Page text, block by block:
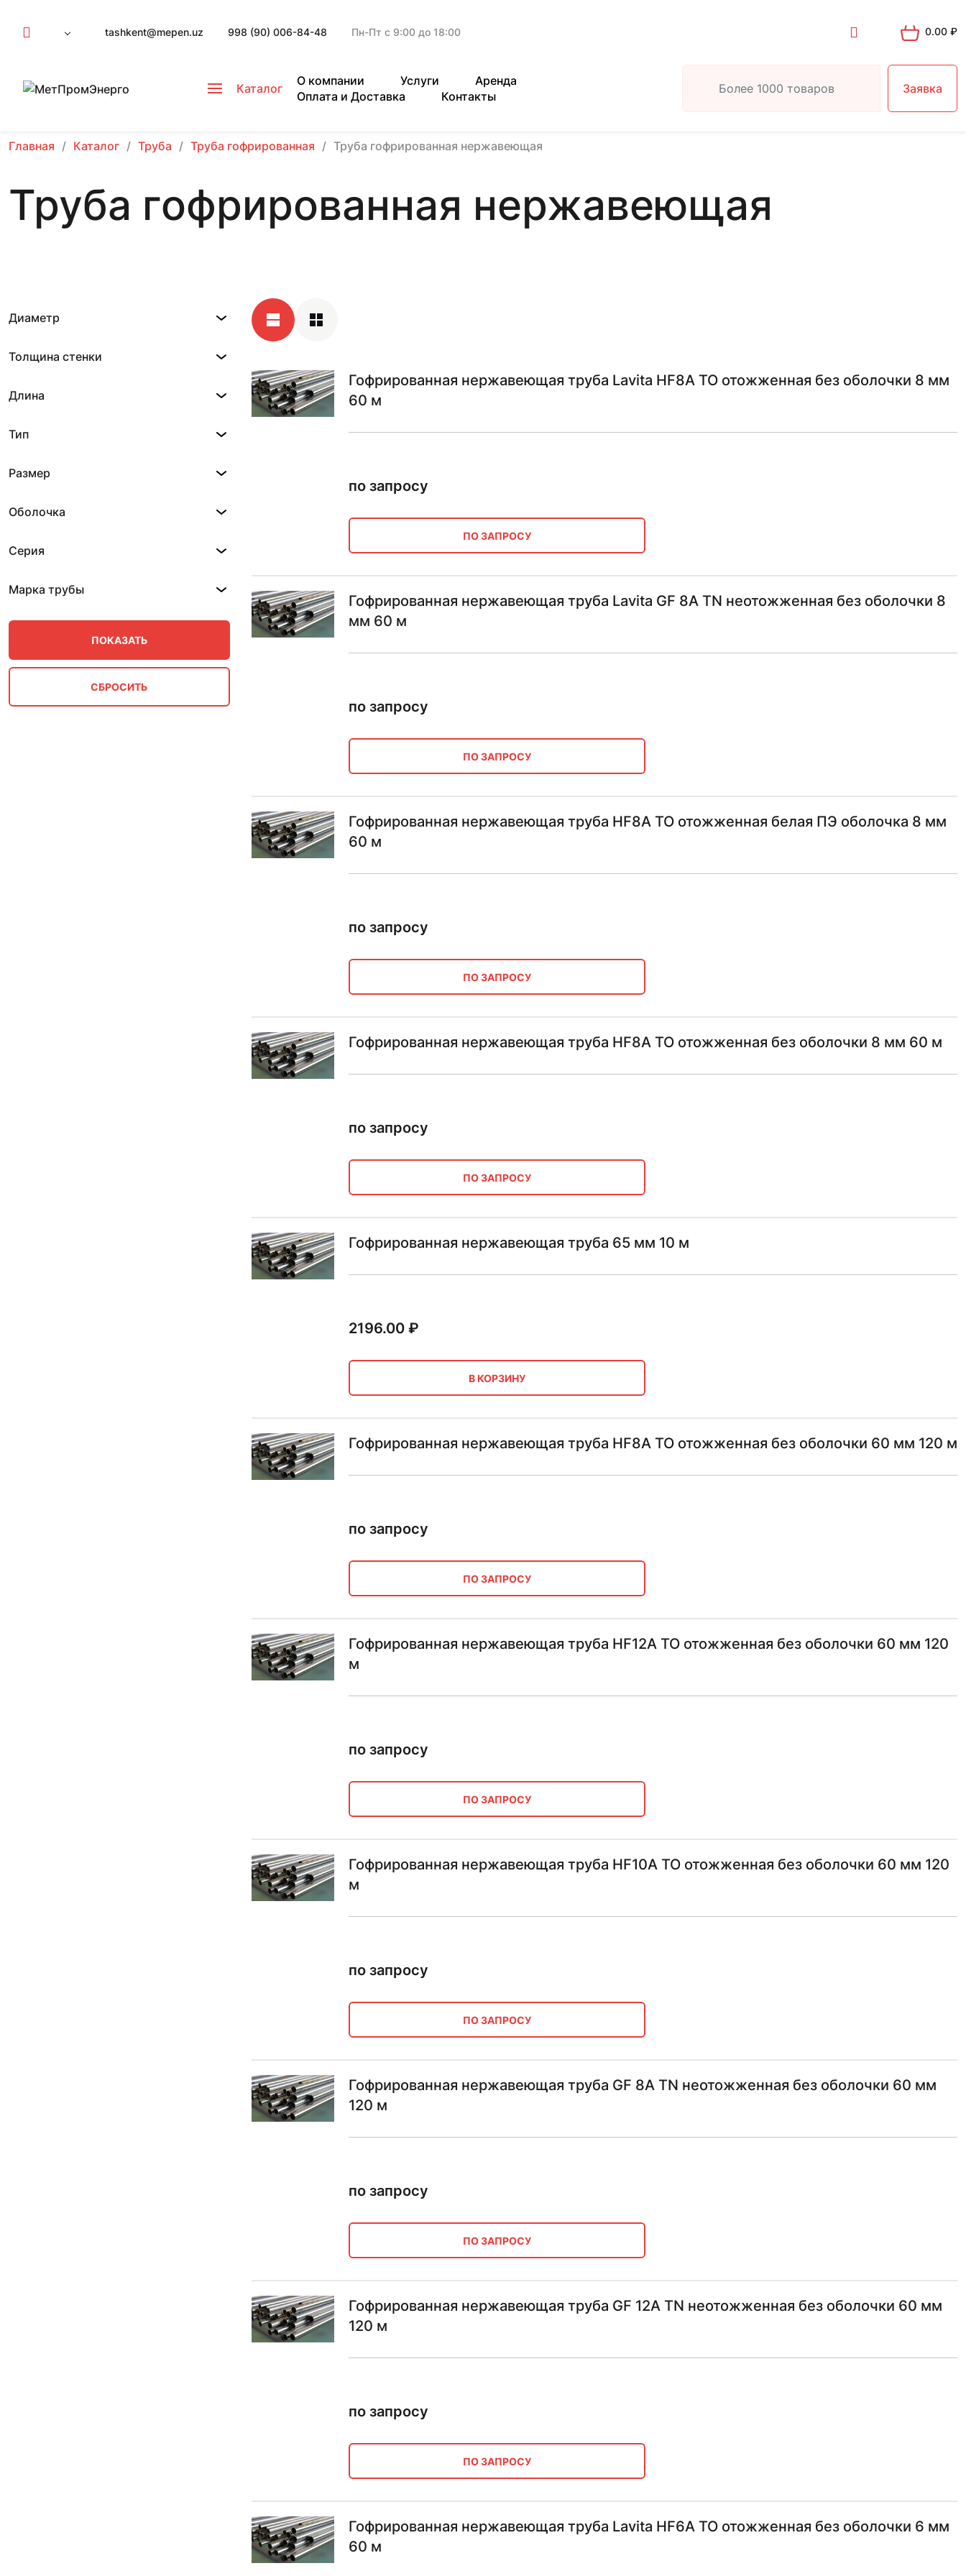
tashkent@mepen.uz 998 (90) 006-84-48 Пн-Пт с 9:00 до 18:00 0.00 ₽
Каталог
О компании Услуги
Аренда
Оплата и Доставка
Контакты
Заявка
Главная Каталог Труба Труба гофрированная Труба гофрированная нержавеющая
Труба гофрированная нержавеющая
Диаметр
Толщина стенки
Длина
Тип
Размер
Оболочка
Серия
Марка трубы
Гофрированная нержавеющая труба Lavita HF8A ТО отожженная без оболочки 8 мм
60 м
по запросу
ПО ЗАПРОСУ
Гофрированная нержавеющая труба Lavita GF 8А TN неотожженная без оболочки 8
мм 60 м
по запросу
ПО ЗАПРОСУ
Гофрированная нержавеющая труба HF8A ТО отожженная белая ПЭ оболочка 8 мм
60 м
по запросу
ПО ЗАПРОСУ
Гофрированная нержавеющая труба HF8A ТО отожженная без оболочки 8 мм 60 м
по запросу
ПО ЗАПРОСУ
Гофрированная нержавеющая труба 65 мм 10 м
2196.00₽
В КОРЗИНУ
Гофрированная нержавеющая труба HF8A ТО отожженная без оболочки 60 мм 120 м
по запросу
ПО ЗАПРОСУ
Гофрированная нержавеющая труба HF12A ТО отожженная без оболочки 60 мм 120
м
по запросу
ПО ЗАПРОСУ
Гофрированная нержавеющая труба HF10A ТО отожженная без оболочки 60 мм 120
м
по запросу
ПО ЗАПРОСУ
Гофрированная нержавеющая труба GF 8А TN неотожженная без оболочки 60 мм
120 м
по запросу
ПО ЗАПРОСУ
Гофрированная нержавеющая труба GF 12A TN неотожженная без оболочки 60 мм
120 м
по запросу
ПО ЗАПРОСУ
Гофрированная нержавеющая труба Lavita HF6A ТО отожженная без оболочки 6 мм
60 м